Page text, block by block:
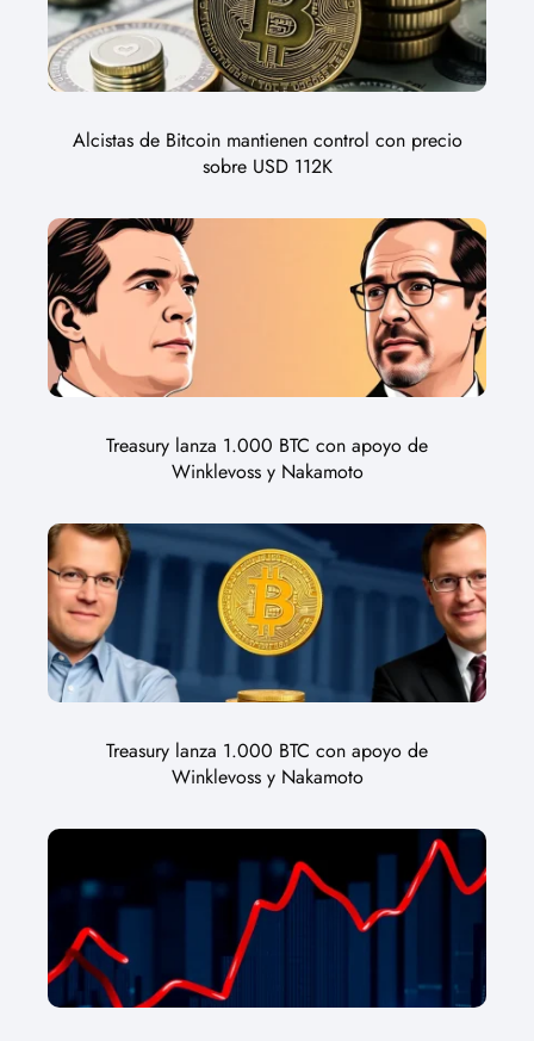
Alcistas de Bitcoin mantienen control con precio
sobre USD 112K
Treasury lanza 1.000 BTC con apoyo de
Winklevoss y Nakamoto
Treasury lanza 1.000 BTC con apoyo de
Winklevoss y Nakamoto